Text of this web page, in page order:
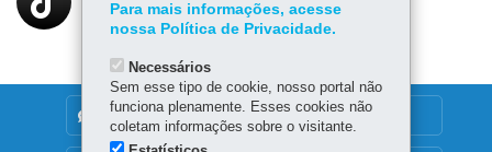
DENUNCIE CORRUPÇÃO
Para mais informações, acesse
nossa Política de Privacidade.
Necessários
Sem esse tipo de cookie, nosso portal não
funciona plenamente. Esses cookies não
coletam informações sobre o visitante.